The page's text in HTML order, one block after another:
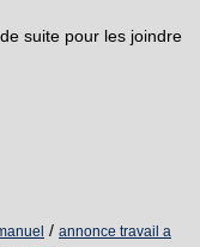
suite pour les joindre
/ annonce travail a